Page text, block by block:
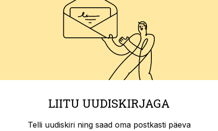
LIITU UUDISKIRJAGA
Telli uudiskiri ning saad oma postkasti päeva